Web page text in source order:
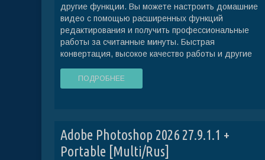
другие функции. Вы можете настроить домашние
видео с помощью расширенных функций
редактирования и получить профессиональные
работы за считанные минуты. Быстрая
конвертация, высокое качество работы и другие
ПОДРОБНЕЕ
Adobe Photoshop 2026 27.9.1.1 +
Portable [Multi/Rus]